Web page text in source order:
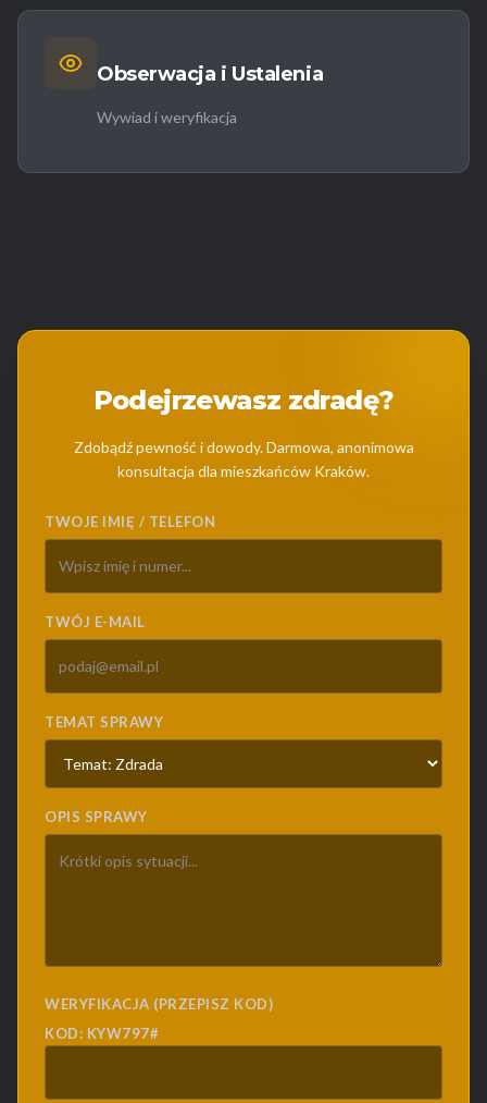
Obserwacja i Ustalenia
Wywiad i weryfikacja
Podejrzewasz zdradę?
Zdobądź pewność i dowody. Darmowa, anonimowa
konsultacja dla mieszkańców Kraków.
TWOJE IMIĘ / TELEFON
TWÓJ E-MAIL
TEMAT SPRAWY
OPIS SPRAWY
WERYFIKACJA (PRZEPISZ KOD)
KOD: KYW797#